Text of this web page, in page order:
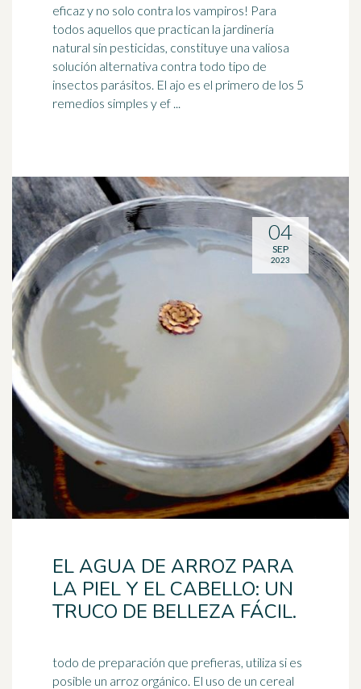
eficaz y no solo contra los vampiros! Para
todos aquellos que practican la jardinería
natural sin pesticidas, constituye una valiosa
solución alternativa contra todo tipo de
insectos parásitos. El ajo es el primero de los 5
remedios simples y ef ...
EL AGUA DE ARROZ PARA
LA PIEL Y EL CABELLO: UN
TRUCO DE BELLEZA FÁCIL.
todo de preparación que prefieras, utiliza si es
posible un arroz orgánico. El uso de un cereal
04
SEP
2023